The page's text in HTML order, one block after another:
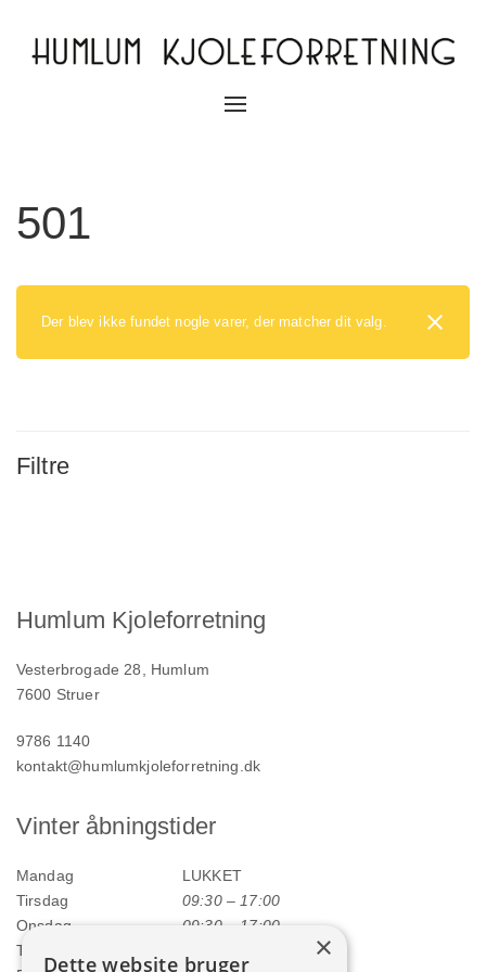
Slå
501
Der blev ikke fundet nogle varer, der matcher dit valg.
Filtre
Humlum Kjoleforretning
Vesterbrogade 28, Humlum
7600 Struer
9786 1140
kontakt@humlumkjoleforretning.dk
Vinter åbningstider
Mandag
LUKKET
Tirsdag
09:30 – 17:00
Onsdag
09:30 – 17:00
Torsdag
×
Dette website bruger